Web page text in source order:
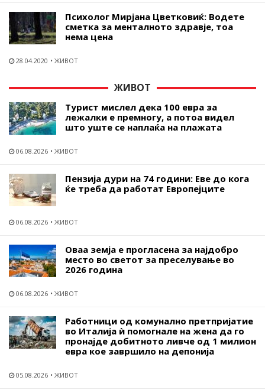
Психолог Мирјана Цветковиќ: Водете
сметка за менталното здравје, тоа
нема цена
28.04.2020 ЖИВОТ
ЖИВОТ
Турист мислел дека 100 евра за
лежалки е премногу, а потоа видел
што уште се наплаќа на плажата
06.08.2026 ЖИВОТ
Пензија дури на 74 години: Еве до кога
ќе треба да работат Европејците
06.08.2026 ЖИВОТ
Оваа земја е прогласена за најдобро
место во светот за преселување во
2026 година
06.08.2026 ЖИВОТ
Работници од комунално претпријатие
во Италија ѝ помогнале на жена да го
пронајде добитното ливче од 1 милион
евра кое завршило на депонија
05.08.2026 ЖИВОТ